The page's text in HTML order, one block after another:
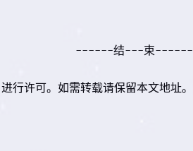
------结---束------
行许可。如需转载请保留本文地址。